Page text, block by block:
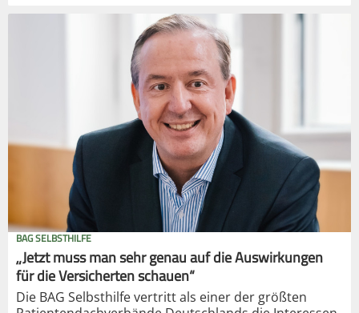
BAG SELBSTHILFE
„Jetzt muss man sehr genau auf die Auswirkungen
für die Versicherten schauen“
Die BAG Selbsthilfe vertritt als einer der größten